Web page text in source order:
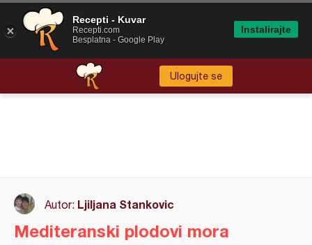
Ulogujte se
Autor: Ljiljana Stankovic
Mediteranski plodovi mora
Recepti - Kuvar
Recepti.com
Besplatna - Google Play
Instalirajte